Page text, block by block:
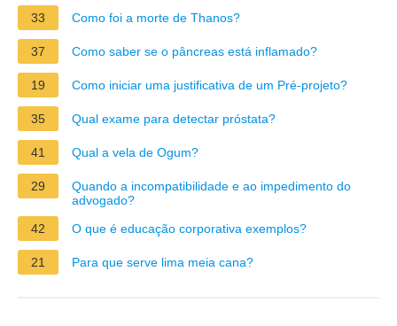
33 Como foi a morte de Thanos?
37 Como saber se o pâncreas está inflamado?
19 Como iniciar uma justificativa de um Pré-projeto?
35 Qual exame para detectar próstata?
41 Qual a vela de Ogum?
29
Quando a incompatibilidade e ao impedimento do
advogado?
42
O que é educação corporativa exemplos?
21 Para que serve lima meia cana?